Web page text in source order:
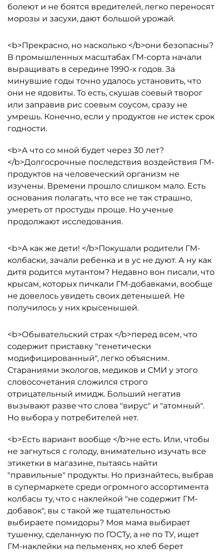
болеют и не боятся вредителей, легко переносят
морозы и засухи, дают большой урожай.
<b>Прекрасно, но насколько </b>они безопасны?
В промышленных масштабах ГМ-сорта начали
выращивать в середине 1990-х годов. За
минувшие годы точно удалось установить, что
они не ядовиты. То есть, скушав соевый творог
или заправив рис соевым соусом, сразу не
умрешь. Конечно, если у продуктов не истек срок
годности.
<b>А что со мной будет через 30 лет?
</b>Долгосрочные последствия воздействия ГМ-
продуктов на человеческий организм не
изучены. Времени прошло слишком мало. Есть
основания полагать, что все не так страшно,
умереть от простуды проще. Но ученые
продолжают исследования.
<b>А как же дети! </b>Покушали родители ГМ-
колбаски, зачали ребенка и в ус не дуют. А ну как
дитя родится мутантом? Недавно вон писали, что
крысам, которых пичкали ГМ-добавками, вообще
не довелось увидеть своих детенышей. Не
получилось у них крысенышей.
<b>Обывательский страх </b>перед всем, что
содержит приставку "генетически
модифицированный", легко объясним.
Стараниями экологов, медиков и СМИ у этого
словосочетания сложился строго
отрицательный имидж. Больший негатив
вызывают разве что слова "вирус" и "атомный".
Но выбора у потребителей нет.
<b>Есть вариант вообще </b>не есть. Или, чтобы
не загнуться с голоду, внимательно изучать все
этикетки в магазине, пытаясь найти
"правильные" продукты. Но признайтесь, выбрав
в супермаркете среди огромного ассортимента
колбасы ту, что с наклейкой "не содержит ГМ-
добавок", вы с такой же тщательностью
выбираете помидоры? Моя мама выбирает
тушенку, сделанную по ГОСТу, а не по ТУ, ищет
ГМ-наклейки на пельменях, но хлеб берет